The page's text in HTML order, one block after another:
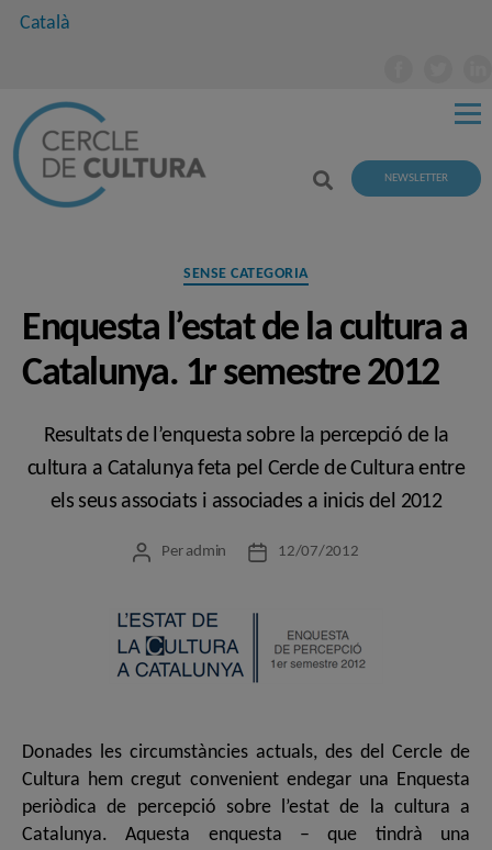
Català
NEWSLETTER
Categories
SENSE CATEGORIA
Enquesta l’estat de la cultura a
Catalunya. 1r semestre 2012
Resultats de l’enquesta sobre la percepció de la
cultura a Catalunya feta pel Cercle de Cultura entre
els seus associats i associades a inicis del 2012
Autor
Per admin
Data12/07/2012
Donades les circumstàncies actuals, des del Cercle de
Cultura hem cregut convenient endegar una Enquesta
periòdica de percepció sobre l’estat de la cultura a
Catalunya. Aquesta enquesta – que tindrà una